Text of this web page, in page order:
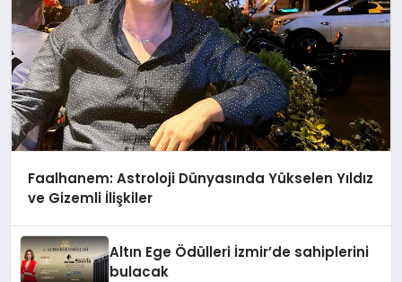
Faalhanem: Astroloji Dünyasında Yükselen Yıldız
ve Gizemli İlişkiler
Altın Ege Ödülleri İzmir’de sahiplerini
bulacak